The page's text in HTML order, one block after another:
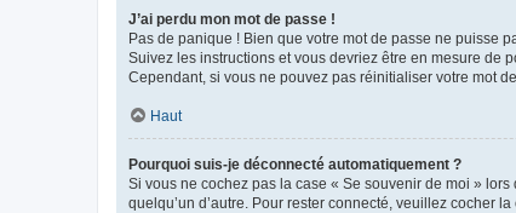
J’ai perdu mon mot de passe !
Pas de panique ! Bien que votre mot de passe ne puisse
Suivez les instructions et vous devriez être en mesure de
Cependant, si vous ne pouvez pas réinitialiser votre mot
Haut
Pourquoi suis-je déconnecté automatiquement ?
Si vous ne cochez pas la case « Se souvenir de moi »
quelqu’un d’autre. Pour rester connecté, veuillez cocher